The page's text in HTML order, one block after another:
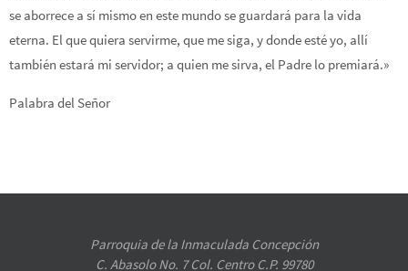
se aborrece a sí mismo en este mundo se guardará para la vida
eterna. El que quiera servirme, que me siga, y donde esté yo, allí
también estará mi servidor; a quien me sirva, el Padre lo premiará.»
Palabra del Señor
Parroquia de la Inmaculada Concepción
C. Abasolo No. 7 Col. Centro C.P. 99780